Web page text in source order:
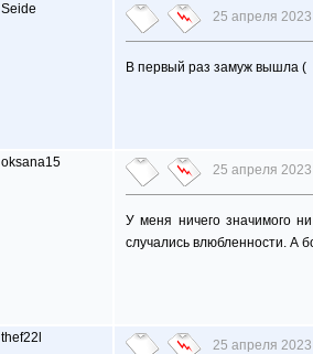
Seide 25 апреля
В первый раз замуж вышла (
oksana15 25 апреля
У меня ничего значимого
случались влюбленности. А
thef22l 25 апреля